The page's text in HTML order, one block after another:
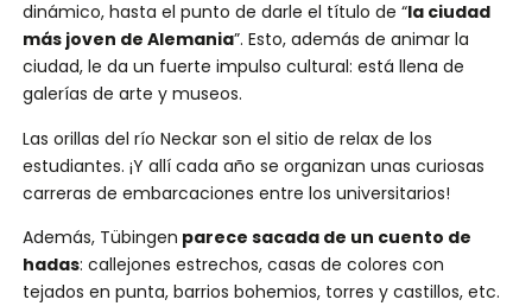
dinámico, hasta el punto de darle el título de “la ciudad
más joven de Alemania”. Esto, además de animar la
ciudad, le da un fuerte impulso cultural: está llena de
galerías de arte y museos.
Las orillas del río Neckar son el sitio de relax de los
estudiantes. ¡Y allí cada año se organizan unas curiosas
carreras de embarcaciones entre los universitarios!
Además, Tübingen parece sacada de un cuento de
hadas: callejones estrechos, casas de colores con
tejados en punta, barrios bohemios, torres y castillos, etc.